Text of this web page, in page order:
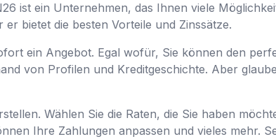
ist ein Unternehmen, das Ihnen viele
bietet die besten Vorteile und Zinssätze.
ein Angebot. Egal wofür, Sie können den
von Profilen und Kreditgeschichte. Aber
Wählen Sie die Raten, die Sie haben
Ihre Zahlungen anpassen und vieles mehr.